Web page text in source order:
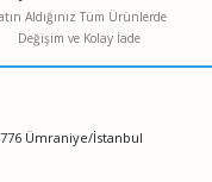
Aldığınız Tüm Ürünlerde
Değişim ve Kolay İade
Ümraniye/İstanbul